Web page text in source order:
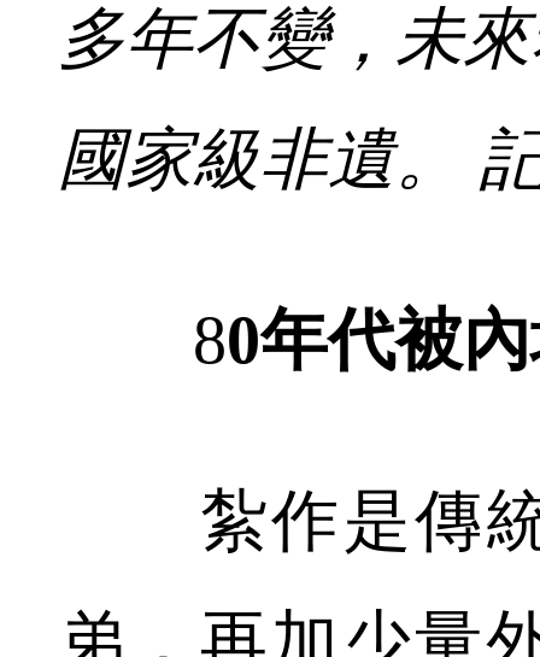
多年不變，未
國家級非遺。
80年代被
紮作是傳統
弟，再加少量